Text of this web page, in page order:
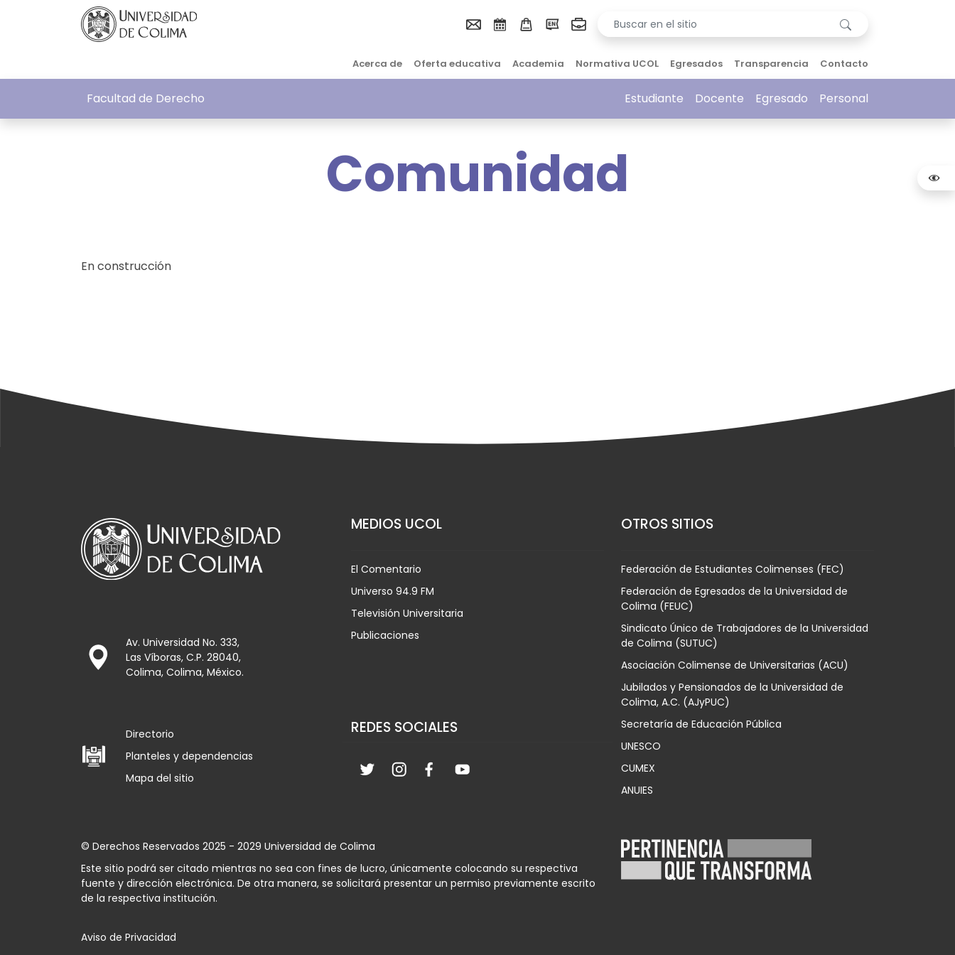
Acerca de Oferta educativa Academia Normativa UCOL Egresados Transparencia Contacto
Facultad de Derecho Estudiante Docente Egresado Personal
Comunidad
En construcción
Av. Universidad No. 333,
Las Víboras, C.P. 28040,
Colima, Colima, México.
Directorio
Planteles y dependencias
Mapa del sitio
MEDIOS UCOL
El Comentario
Universo 94.9 FM
Televisión Universitaria
Publicaciones
REDES SOCIALES
OTROS SITIOS
Federación de Estudiantes Colimenses (FEC)
Federación de Egresados de la Universidad de
Colima (FEUC)
Sindicato Único de Trabajadores de la Universidad
de Colima (SUTUC)
Asociación Colimense de Universitarias (ACU)
Jubilados y Pensionados de la Universidad de
Colima, A.C. (AJyPUC)
Secretaría de Educación Pública
UNESCO
CUMEX
ANUIES
© Derechos Reservados 2025 - 2029 Universidad de Colima
Este sitio podrá ser citado mientras no sea con fines de lucro, únicamente colocando su respectiva
fuente y dirección electrónica. De otra manera, se solicitará presentar un permiso previamente escrito
de la respectiva institución.
Aviso de Privacidad